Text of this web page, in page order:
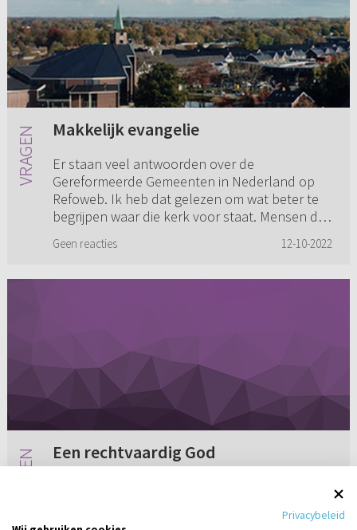
Makkelijk evangelie
Er staan veel antwoorden over de
Gereformeerde Gemeenten in Nederland op
Refoweb. Ik heb dat gelezen om wat beter te
begrijpen waar die kerk voor staat. Mensen die
Geen reacties 12-10-2022
Een rechtvaardig God
rechtvaardig is. Jezus is gekomen, juist omdat
Privacybeleid